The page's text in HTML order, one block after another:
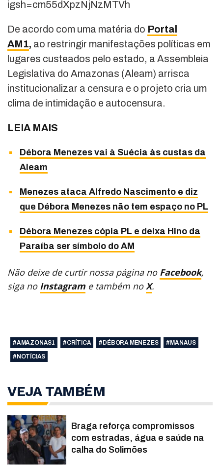
igsh=cm55dXpzNjNzMTVh
De acordo com uma matéria do Portal
AM1, ao restringir manifestações políticas em
lugares custeados pelo estado, a Assembleia
Legislativa do Amazonas (Aleam) arrisca
institucionalizar a censura e o projeto cria um
clima de intimidação e autocensura.
LEIA MAIS
Débora Menezes vai à Suécia às custas da
Aleam
Menezes ataca Alfredo Nascimento e diz
que Débora Menezes não tem espaço no PL
Débora Menezes cópia PL e deixa Hino da
Paraíba ser símbolo do AM
Não deixe de curtir nossa página no Facebook,
siga no Instagram e também noX.
#AMAZONAS1 #CRÍTICA #DÉBORA MENEZES
#MANAUS
#NOTÍCIAS
VEJA TAMBÉM
Braga reforça compromissos
com estradas, água e saúde na
calha do Solimões